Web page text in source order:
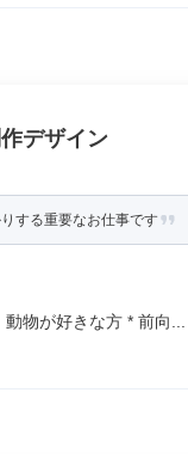
デザイン
する重要なお仕事です
物が好きな方 * 前向...